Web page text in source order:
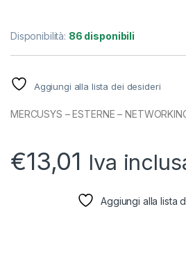
Disponibilità: 86 disponibili
Aggiungi alla lista dei desideri
MERCUSYS – ESTERNE –
€13,01 Iva
Aggiungi alla lista